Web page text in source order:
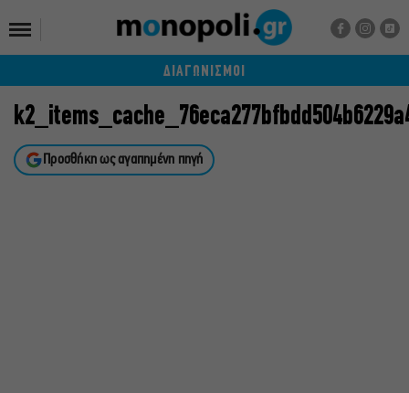
ΔΙΑΓΩΝΙΣΜΟΙ
Προσθήκη ως αγαπημένη πηγή